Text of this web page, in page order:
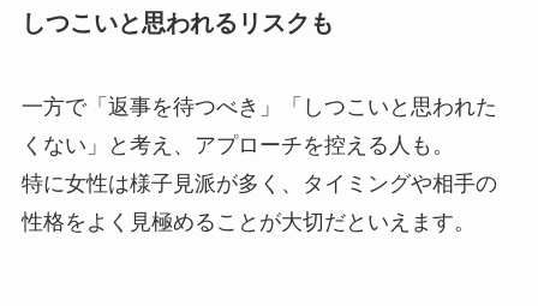
しつこいと思われるリスクも
一方で「返事を待つべき」「しつこいと思われた
くない」と考え、アプローチを控える人も。
特に女性は様子見派が多く、タイミングや相手の
性格をよく見極めることが大切だといえます。